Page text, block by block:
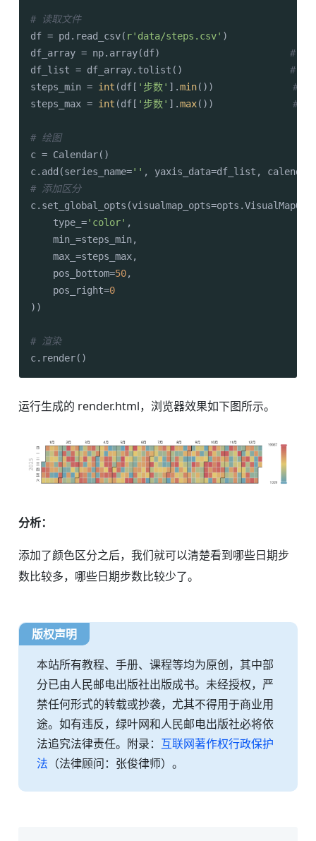
# 读取文件
df = pd.read_csv( r'data/steps.csv' )
df_array = np.array(df) # 转
df_list = df_array.tolist() # 转
steps_min = int (df[ '步数' ].min()) # 获
steps_max = int (df[ '步数' ].max()) # 获
# 绘图
c = Calendar()
c.add(series_name='' , yaxis_data=df_list,
# 添加区分
    type_=
'color' ,
    min_=steps_min,
    max_=steps_max,
    pos_bottom=
50,
    pos_right=
0
))
# 渲染
运行生成的 render.html，浏览器效果如下图所示。
分析：
添加了颜色区分之后，我们就可以清楚看到哪些日期步
数比较多，哪些日期步数比较少了。
版权声明
本站所有教程、手册、课程等均为原创，其中部
分已由人民邮电出版社出版成书。未经授权，严
禁任何形式的转载或抄袭，尤其不得用于商业用
途。如有违反，绿叶网和人民邮电出版社必将依
法追究法律责任。附录： 互联网著作权行政保护
法 （法律顾问：张俊律师）。